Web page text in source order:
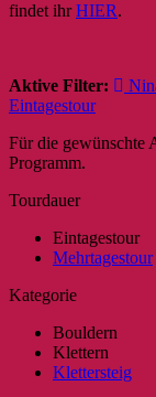
findet ihrHIER.
Aktive Filter:
Eintagestour
Für die gewünschte
Programm.
Tourdauer
Eintagestour
Mehrtagestour
Kategorie
Bouldern
Klettern
Klettersteig